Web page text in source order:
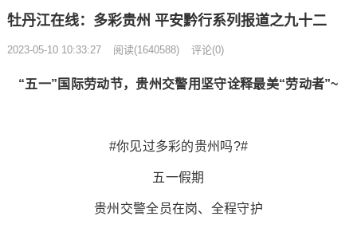
牡丹江在线：多彩贵州 平安黔行系列报道之九十二
2023-05-10 10:33:27 阅读(1640588) 评论(0)
“五一”国际劳动节，贵州交警用坚守诠释最美“劳动者”~
#你见过多彩的贵州吗?#
五一假期
贵州交警全员在岗、全程守护